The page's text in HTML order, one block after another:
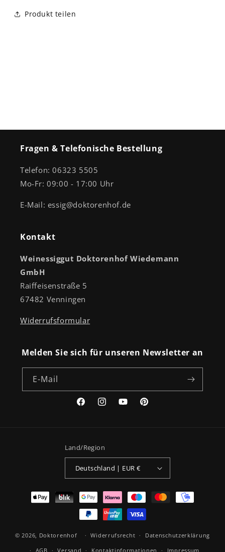
Produkt teilen
Fragen & Telefonische Bestellung
Telefon: 06323 5505
Mo-Fr: 09:00 - 17:00 Uhr
E-Mail: essig@doktorenhof.de
Kontakt
Weinessiggut Doktorenhof Wiedemann
GmbH
Raiffeisenstraße 5
67482 Venningen
Widerrufsformular
Melden Sie sich für unseren Newsletter an
E-Mail
FacebookInstagramYouTubePinterest
Land/Region
Deutschland | EUR €
Zahlungsmethoden
© 2026, Doktorenhof Widerrufsrecht
Datenschutzerklärung
AGB
Versand Kontaktinformationen Impressum